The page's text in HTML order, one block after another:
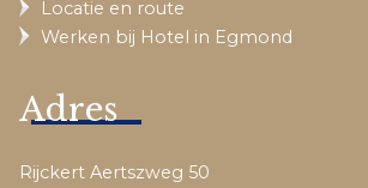
Locatie en route
Werken bij Hotel in Egmond
Adres
Rijckert Aertszweg 50